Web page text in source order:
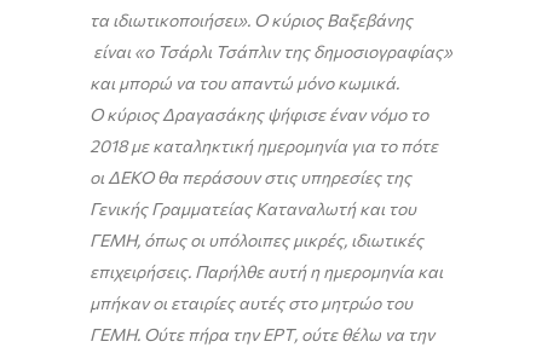
τα ιδιωτικοποιήσει». Ο κύριος Βαξεβάνης
είναι «ο Τσάρλι Τσάπλιν της δημοσιογραφίας»
και μπορώ να του απαντώ μόνο κωμικά.
Ο κύριος Δραγασάκης ψήφισε έναν νόμο το
2018 με καταληκτική ημερομηνία για το πότε
οι ΔΕΚΟ θα περάσουν στις υπηρεσίες της
Γενικής Γραμματείας Καταναλωτή και του
ΓΕΜΗ, όπως οι υπόλοιπες μικρές, ιδιωτικές
επιχειρήσεις. Παρήλθε αυτή η ημερομηνία και
μπήκαν οι εταιρίες αυτές στο μητρώο του
ΓΕΜΗ. Ούτε πήρα την ΕΡΤ, ούτε θέλω να την